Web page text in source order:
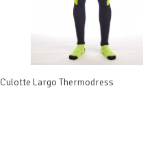
Culotte Largo Thermodress